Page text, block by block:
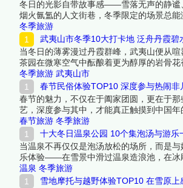
冬日的光影自带故事感——雪落无声的静谧
烟火氤氲的人文街巷，冬季限定的场景总
的视觉诗篇。下面跟着榜中榜编辑一起来看
冬季旅游
武夷山市冬季10大打卡地 泛舟丹霞
当冬日的薄雾漫过丹霞群峰，武夷山便从
茶园在微寒空气中酝酿着更为醇厚的岩骨
袍；漫步古街，触摸朱子理学的千年文脉
冬季旅游 武夷山市
春节民俗体验TOP10 深度参与热闹非
春节的魅力，不仅在于阖家团圆，更在于
艺，深度参与其中，才能真正触摸到中国
大地最隆重、最温暖的节日庆典之中。下
春节旅游 冬季旅游
十大冬日温泉公园 10个集泡汤与游乐
当温泉不再仅仅是泡汤放松的场所，而是
乐体验——在雪景中滑过温泉造浪池，在冰
乐目的地。从日本的大型温泉娱乐综合体
跟着榜中榜编辑一起来看看详细名单吧！
温泉 冬季旅游
雪地摩托与越野体验TOP10 在雪原上